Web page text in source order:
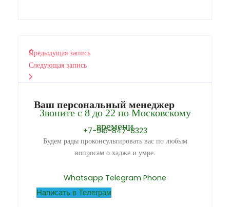
Предыдущая запись
Следующая запись
Ваш персональный менеджер
Звоните с 8 до 22 по Московскому
времени
+7-916-847-8323
Будем рады проконсультировать вас по любым
вопросам о хадже и умре.
Whatsapp Telegram Phone
Написать в Телеграм